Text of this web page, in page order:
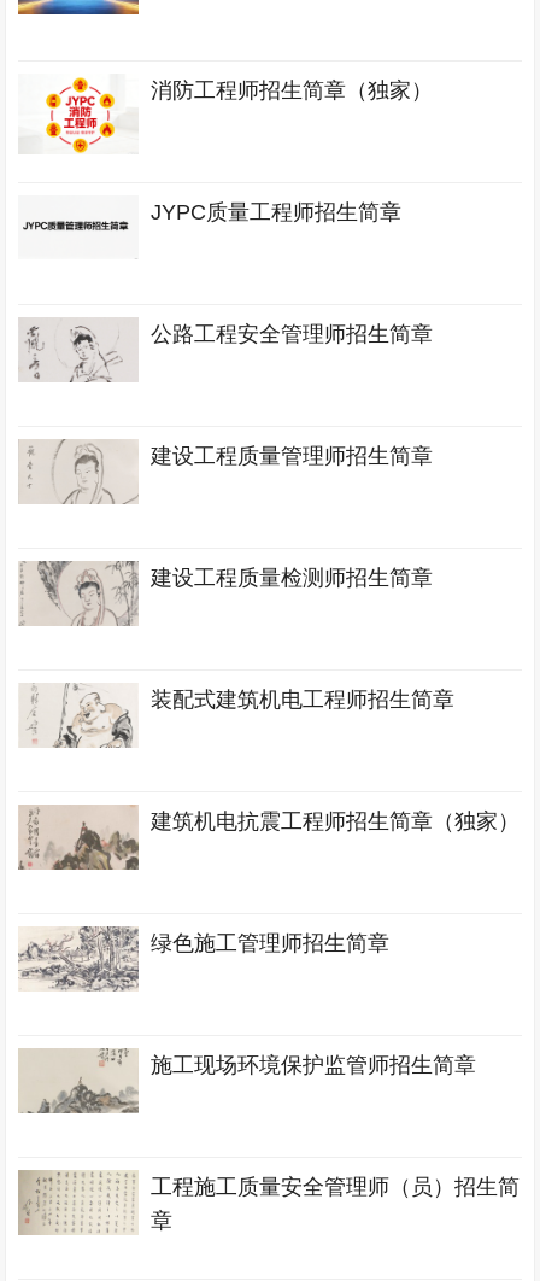
消防工程师招生简章（独家）
JYPC质量工程师招生简章
公路工程安全管理师招生简章
建设工程质量管理师招生简章
建设工程质量检测师招生简章
装配式建筑机电工程师招生简章
建筑机电抗震工程师招生简章（独家）
绿色施工管理师招生简章
施工现场环境保护监管师招生简章
工程施工质量安全管理师（员）招生简
章